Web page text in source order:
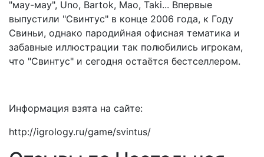
"мау-мау", Uno, Bartok, Mao, Taki... Впервые
выпустили "Свинтус" в конце 2006 года, к Году
Свиньи, однако пародийная офисная тематика и
забавные иллюстрации так полюбились игрокам,
что "Свинтус" и сегодня остаётся бестселлером.
Информация взята на сайте:
http://igrology.ru/game/svintus/